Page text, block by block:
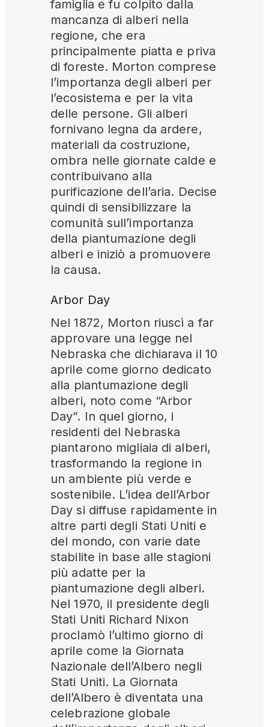
famiglia e fu colpito dalla
mancanza di alberi nella
regione, che era
principalmente piatta e priva
di foreste. Morton comprese
l’importanza degli alberi per
l’ecosistema e per la vita
delle persone. Gli alberi
fornivano legna da ardere,
materiali da costruzione,
ombra nelle giornate calde e
contribuivano alla
purificazione dell’aria. Decise
quindi di sensibilizzare la
comunità sull’importanza
della piantumazione degli
alberi e iniziò a promuovere
la causa.
Arbor Day
Nel 1872, Morton riuscì a far
approvare una legge nel
Nebraska che dichiarava il 10
aprile come giorno dedicato
alla piantumazione degli
alberi, noto come “Arbor
Day”. In quel giorno, i
residenti del Nebraska
piantarono migliaia di alberi,
trasformando la regione in
un ambiente più verde e
sostenibile. L’idea dell’Arbor
Day si diffuse rapidamente in
altre parti degli Stati Uniti e
del mondo, con varie date
stabilite in base alle stagioni
più adatte per la
piantumazione degli alberi.
Nel 1970, il presidente degli
Stati Uniti Richard Nixon
proclamò l’ultimo giorno di
aprile come la Giornata
Nazionale dell’Albero negli
Stati Uniti. La Giornata
dell’Albero è diventata una
celebrazione globale